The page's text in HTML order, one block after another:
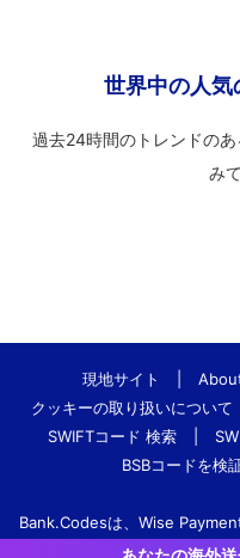
世界中の人
過去24時間のトレンドの
み
現地サイト
クッキーの取り扱いについて
SWIFTコード 検索
BSBコードを検
Bank.Codesは、Wise